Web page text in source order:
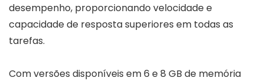
desempenho, proporcionando velocidade e
capacidade de resposta superiores em todas as
tarefas.
Com versões disponíveis em 6 e 8 GB de memória